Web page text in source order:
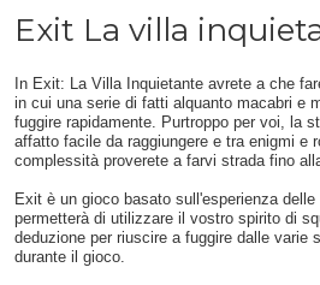
Exit La villa
In Exit: La Villa Inquietante avrete a che
in cui una serie di fatti alquanto macabri e
fuggire rapidamente. Purtroppo per voi, la
affatto facile da raggiungere e tra enigmi e
complessità proverete a farvi strada fino
Exit è un gioco basato sull'esperienza
permetterà di utilizzare il vostro spirito di
deduzione per riuscire a fuggire dalle varie
durante il gioco.